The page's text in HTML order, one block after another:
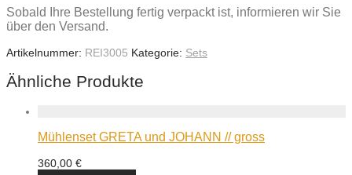
Sobald Ihre Bestellung fertig verpackt ist, informieren wir Sie
über den Versand.
Artikelnummer: REI3005 Kategorie: Sets
Ähnliche Produkte
Mühlenset GRETA und JOHANN // gross
360,00 €